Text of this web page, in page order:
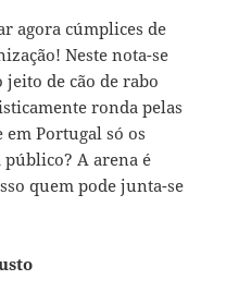
agora cúmplices de
Neste nota-se
de cão de rabo
ronda pelas
Portugal só os
A arena é
quem pode junta-se